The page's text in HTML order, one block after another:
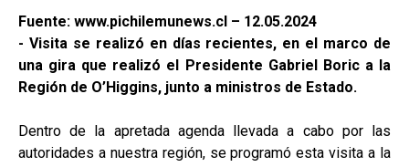
Fuente: www.pichilemunews.cl – 12.05.2024
- Visita se realizó en días recientes, en el marco de
una gira que realizó el Presidente Gabriel Boric a la
Región de O’Higgins, junto a ministros de Estado.
Dentro de la apretada agenda llevada a cabo por las
autoridades a nuestra región, se programó esta visita a la